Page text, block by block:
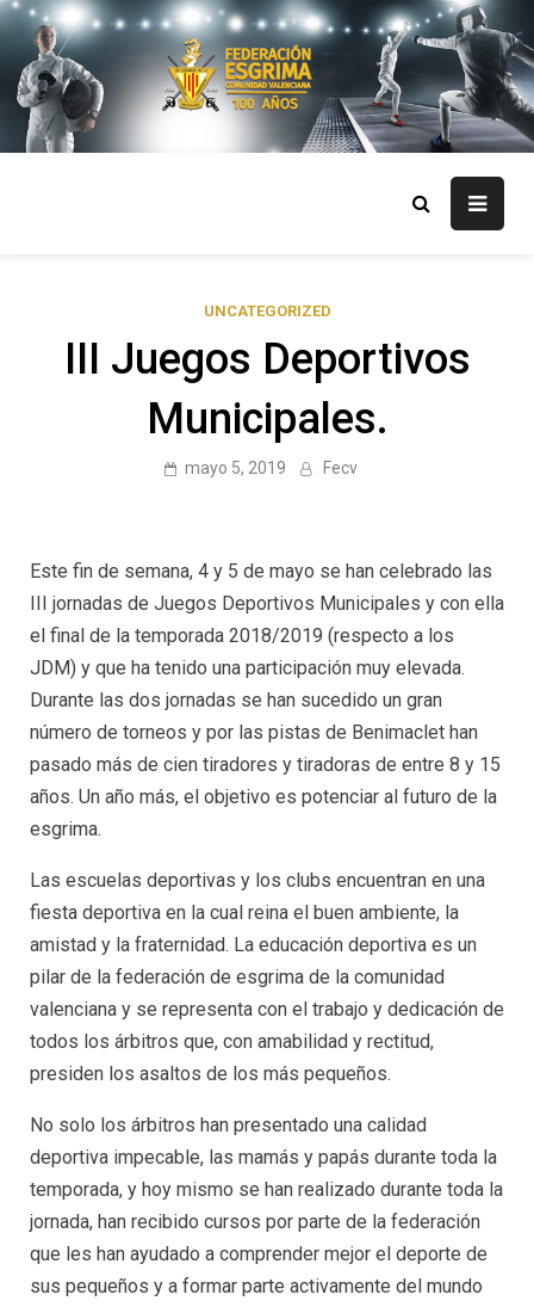
Skip
content
UNCATEGORIZED
III Juegos Deportivos
Municipales.
mayo 5, 2019 Fecv
Este fin de semana, 4 y 5 de mayo se han celebrado las
III jornadas de Juegos Deportivos Municipales y con ella
el final de la temporada 2018/2019 (respecto a los
JDM) y que ha tenido una participación muy elevada.
Durante las dos jornadas se han sucedido un gran
número de torneos y por las pistas de Benimaclet han
pasado más de cien tiradores y tiradoras de entre 8 y 15
años. Un año más, el objetivo es potenciar al futuro de la
esgrima.
Las escuelas deportivas y los clubs encuentran en una
fiesta deportiva en la cual reina el buen ambiente, la
amistad y la fraternidad. La educación deportiva es un
pilar de la federación de esgrima de la comunidad
valenciana y se representa con el trabajo y dedicación de
todos los árbitros que, con amabilidad y rectitud,
presiden los asaltos de los más pequeños.
No solo los árbitros han presentado una calidad
deportiva impecable, las mamás y papás durante toda la
temporada, y hoy mismo se han realizado durante toda la
jornada, han recibido cursos por parte de la federación
que les han ayudado a comprender mejor el deporte de
sus pequeños y a formar parte activamente del mundo